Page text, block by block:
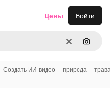
ОчиститьПоиск
Цены Войти
Создать ИИ-видео природа трава